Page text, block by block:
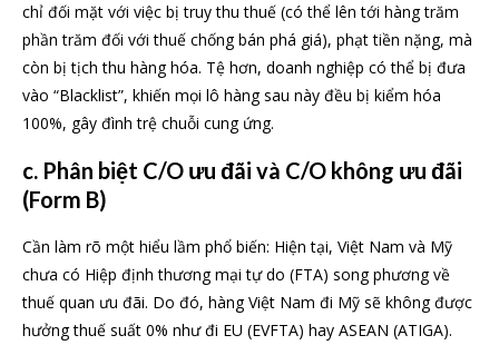
chỉ đối mặt với việc bị truy thu thuế (có thể lên tới hàng trăm
phần trăm đối với thuế chống bán phá giá), phạt tiền nặng, mà
còn bị tịch thu hàng hóa. Tệ hơn, doanh nghiệp có thể bị đưa
vào “Blacklist”, khiến mọi lô hàng sau này đều bị kiểm hóa
100%, gây đình trệ chuỗi cung ứng.
c. Phân biệt C/O ưu đãi và C/O không ưu đãi
(Form B)
Cần làm rõ một hiểu lầm phổ biến: Hiện tại, Việt Nam và Mỹ
chưa có Hiệp định thương mại tự do (FTA) song phương về
thuế quan ưu đãi. Do đó, hàng Việt Nam đi Mỹ sẽ không được
hưởng thuế suất 0% như đi EU (EVFTA) hay ASEAN (ATIGA).